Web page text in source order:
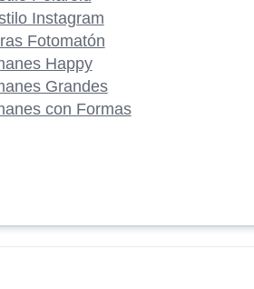
Instagram
Fotomatón
Happy
Grandes
con Formas